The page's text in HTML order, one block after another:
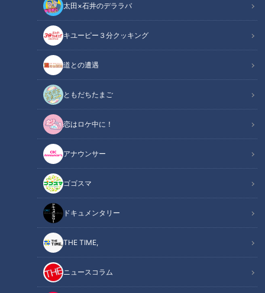
太田×石井のデララバ
キユーピー３分クッキング
道との遭遇
ともだちたまご
恋はロケ中に！
アナウンサー
ゴゴスマ
ドキュメンタリー
THE TIME,
ニュースコラム
CBC若狭アナがマジシャン日本一を紹介！昭和のおもちゃで超絶スゴ
この記事の画像
この記事を見たあなたへのおすすめ